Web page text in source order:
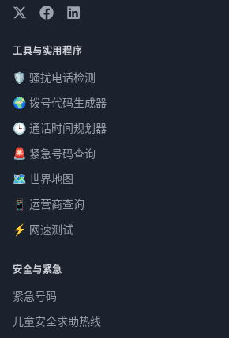
工具与实用程序
🛡️ 骚扰电话检测
🌍 拨号代码生成器
🕒 通话时间规划器
🚨 紧急号码查询
🗺️ 世界地图
📱 运营商查询
⚡ 网速测试
安全与紧急
紧急号码
儿童安全求助热线